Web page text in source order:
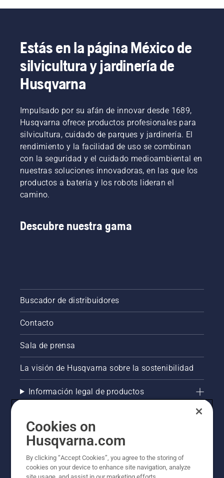
Estás en la página México de
silvicultura y jardinería de
Husqvarna
Impulsado por su afán de innovar desde 1689,
Husqvarna ofrece productos profesionales para
silvicultura, cuidado de parques y jardinería. El
rendimiento y la facilidad de uso se combinan
con la seguridad y el cuidado medioambiental en
nuestras soluciones innovadoras, en las que los
productos a batería y los robots lideran el
camino.
Descubre nuestra gama
Buscador de distribuidores
Contacto
Sala de prensa
La visión de Husqvarna sobre la sostenibilidad
Información legal de productos
AlertLine/Canal de Denúncias
Cookies on
Husqvarna.com
By clicking “Accept Cookies”, you agree to the storing of
cookies on your device to enhance site navigation, analyze